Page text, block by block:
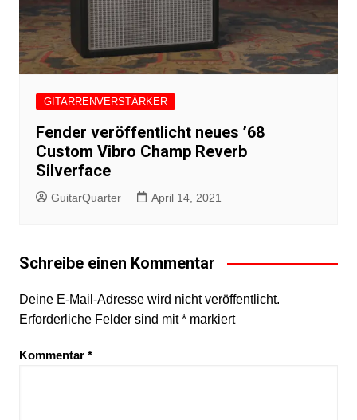
GITARRENVERSTÄRKER
Fender veröffentlicht neues ’68
Custom Vibro Champ Reverb
Silverface
GuitarQuarter April 14, 2021
Schreibe einen Kommentar
Deine E-Mail-Adresse wird nicht veröffentlicht.
Erforderliche Felder sind mit*markiert
Kommentar *